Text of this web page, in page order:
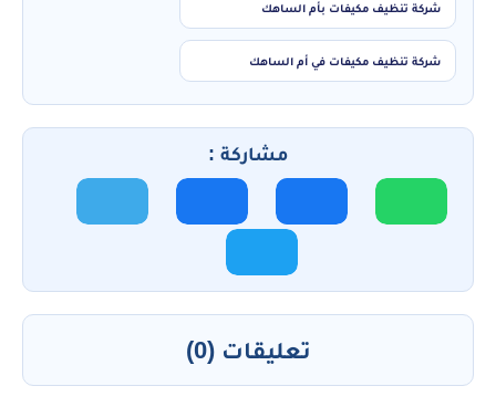
شركة تنظيف مكيفات بأم الساهك
شركة تنظيف مكيفات في أم الساهك
مشاركة :
تعليقات (0)